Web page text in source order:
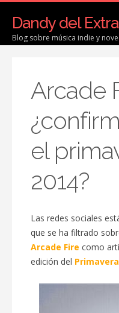
Dandy del
Blog sobre música indie y
Arcade
el
2014?
Las redes sociales
que se ha filtrado
Arcade Fire como
edición del